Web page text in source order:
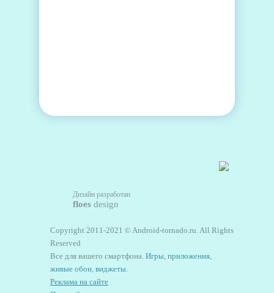
Дизайн разработан
floes design
Copyright 2011-2021 © Android-tornado.ru. All Rights
Reserved
Все для вашего смартфона. Игры, приложения,
живые обои, виджеты.
Реклама на сайте